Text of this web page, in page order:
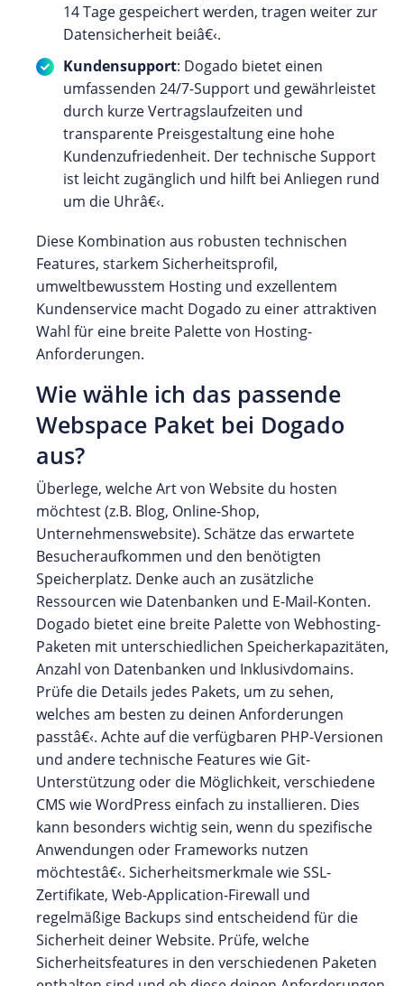
14 Tage gespeichert werden, tragen weiter zur
Datensicherheit beiâ€‹.
Kundensupport: Dogado bietet einen
umfassenden 24/7-Support und gewährleistet
durch kurze Vertragslaufzeiten und
transparente Preisgestaltung eine hohe
Kundenzufriedenheit. Der technische Support
ist leicht zugänglich und hilft bei Anliegen rund
um die Uhrâ€‹.
Diese Kombination aus robusten technischen
Features, starkem Sicherheitsprofil,
umweltbewusstem Hosting und exzellentem
Kundenservice macht Dogado zu einer attraktiven
Wahl für eine breite Palette von Hosting-
Anforderungen.
Wie wähle ich das passende
Webspace Paket bei Dogado
aus?
Überlege, welche Art von Website du hosten
möchtest (z.B. Blog, Online-Shop,
Unternehmenswebsite). Schätze das erwartete
Besucheraufkommen und den benötigten
Speicherplatz. Denke auch an zusätzliche
Ressourcen wie Datenbanken und E-Mail-Konten.
Dogado bietet eine breite Palette von Webhosting-
Paketen mit unterschiedlichen Speicherkapazitäten,
Anzahl von Datenbanken und Inklusivdomains.
Prüfe die Details jedes Pakets, um zu sehen,
welches am besten zu deinen Anforderungen
passtâ€‹. Achte auf die verfügbaren PHP-Versionen
und andere technische Features wie Git-
Unterstützung oder die Möglichkeit, verschiedene
CMS wie WordPress einfach zu installieren. Dies
kann besonders wichtig sein, wenn du spezifische
Anwendungen oder Frameworks nutzen
möchtestâ€‹. Sicherheitsmerkmale wie SSL-
Zertifikate, Web-Application-Firewall und
regelmäßige Backups sind entscheidend für die
Sicherheit deiner Website. Prüfe, welche
Sicherheitsfeatures in den verschiedenen Paketen